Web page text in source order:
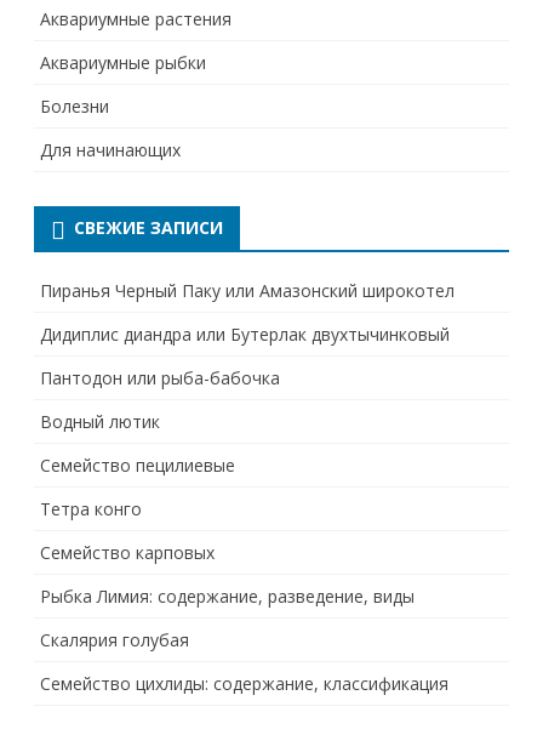
Аквариумные растения
Аквариумные рыбки
Болезни
Для начинающих
СВЕЖИЕ ЗАПИСИ
Пиранья Черный Паку или Амазонский широкотел
Дидиплис диандра или Бутерлак двухтычинковый
Пантодон или рыба-бабочка
Водный лютик
Семейство пецилиевые
Тетра конго
Семейство карповых
Рыбка Лимия: содержание, разведение, виды
Скалярия голубая
Семейство цихлиды: содержание, классификация